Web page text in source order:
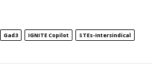
Gad3 IGNITE Copilot
STEs-Intersindical